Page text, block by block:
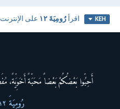
KEH اقرأرُومِيَةَ ١٢ على الإنترنت